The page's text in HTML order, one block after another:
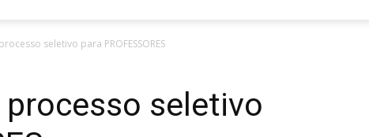
seletivo para PROFESSORES
seletivo